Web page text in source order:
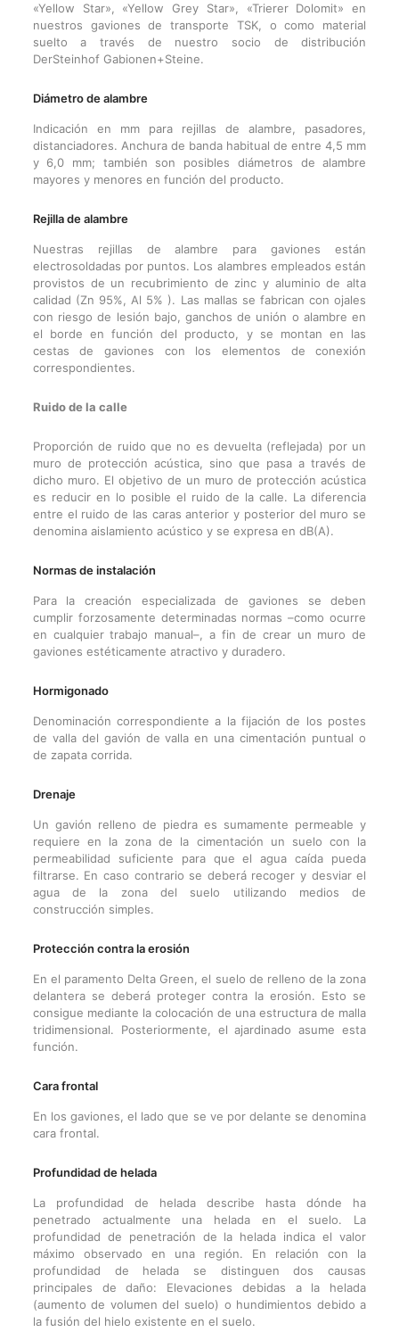
«Yellow Star», «Yellow Grey Star», «Trierer Dolomit» en
nuestros gaviones de transporte TSK, o como material
suelto a través de nuestro socio de distribución
DerSteinhof Gabionen+Steine.
Diámetro de alambre
Indicación en mm para rejillas de alambre, pasadores,
distanciadores. Anchura de banda habitual de entre 4,5 mm
y 6,0 mm; también son posibles diámetros de alambre
mayores y menores en función del producto.
Rejilla de alambre
Nuestras rejillas de alambre para gaviones están
electrosoldadas por puntos. Los alambres empleados están
provistos de un recubrimiento de zinc y aluminio de alta
calidad (Zn 95%, Al 5% ). Las mallas se fabrican con ojales
con riesgo de lesión bajo, ganchos de unión o alambre en
el borde en función del producto, y se montan en las
cestas de gaviones con los elementos de conexión
correspondientes.
Ruido de la calle
Proporción de ruido que no es devuelta (reflejada) por un
muro de protección acústica, sino que pasa a través de
dicho muro. El objetivo de un muro de protección acústica
es reducir en lo posible el ruido de la calle. La diferencia
entre el ruido de las caras anterior y posterior del muro se
denomina aislamiento acústico y se expresa en dB(A).
Normas de instalación
Para la creación especializada de gaviones se deben
cumplir forzosamente determinadas normas –como ocurre
en cualquier trabajo manual–, a fin de crear un muro de
gaviones estéticamente atractivo y duradero.
Hormigonado
Denominación correspondiente a la fijación de los postes
de valla del gavión de valla en una cimentación puntual o
de zapata corrida.
Drenaje
Un gavión relleno de piedra es sumamente permeable y
requiere en la zona de la cimentación un suelo con la
permeabilidad suficiente para que el agua caída pueda
filtrarse. En caso contrario se deberá recoger y desviar el
agua de la zona del suelo utilizando medios de
construcción simples.
Protección contra la erosión
En el paramento Delta Green, el suelo de relleno de la zona
delantera se deberá proteger contra la erosión. Esto se
consigue mediante la colocación de una estructura de malla
tridimensional. Posteriormente, el ajardinado asume esta
función.
Cara frontal
En los gaviones, el lado que se ve por delante se denomina
cara frontal.
Profundidad de helada
La profundidad de helada describe hasta dónde ha
penetrado actualmente una helada en el suelo. La
profundidad de penetración de la helada indica el valor
máximo observado en una región. En relación con la
profundidad de helada se distinguen dos causas
principales de daño: Elevaciones debidas a la helada
(aumento de volumen del suelo) o hundimientos debido a
la fusión del hielo existente en el suelo.